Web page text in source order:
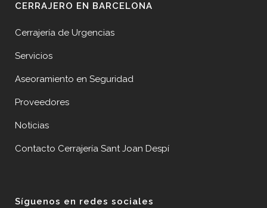
CERRAJERO EN BARCELONA
Cerrajería de Urgencias
Servicios
Aseoramiento en Seguridad
Proveedores
Noticias
Contacto Cerrajería Sant Joan Despí
Síguenos en redes sociales